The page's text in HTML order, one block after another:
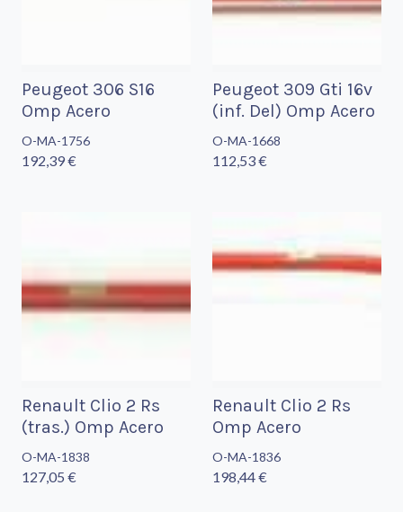
Peugeot 306 S16
Omp Acero
O-MA-1756
192,39 €
Peugeot 309 Gti 16v
(inf. Del) Omp Acero
O-MA-1668
112,53 €
Renault Clio 2 Rs
(tras.) Omp Acero
O-MA-1838
127,05 €
Renault Clio 2 Rs
Omp Acero
O-MA-1836
198,44 €